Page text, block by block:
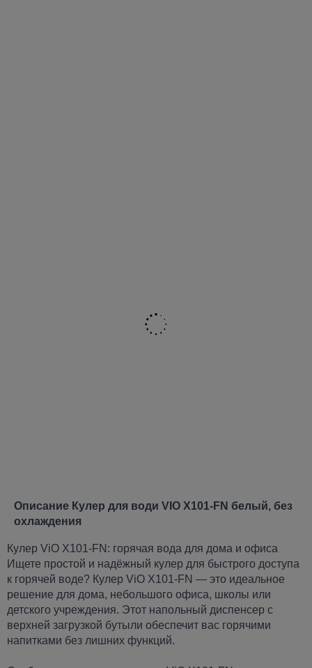
Описание Кулер для води VIO X101-FN белый, без
охлаждения
Кулер ViO X101-FN: горячая вода для дома и офиса
Ищете простой и надёжный кулер для быстрого доступа
к горячей воде? Кулер ViO X101-FN — это идеальное
решение для дома, небольшого офиса, школы или
детского учреждения. Этот напольный диспенсер с
верхней загрузкой бутыли обеспечит вас горячими
напитками без лишних функций.